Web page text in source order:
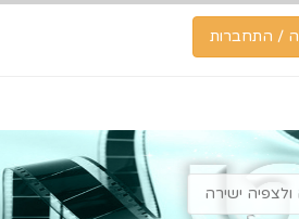
/ התחברות